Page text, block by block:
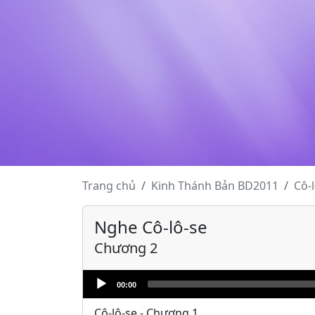
Trang chủ Kinh Thánh Bản BD2011
Nghe Cô-lô-se
Chương 2
Audio
Player
00:00